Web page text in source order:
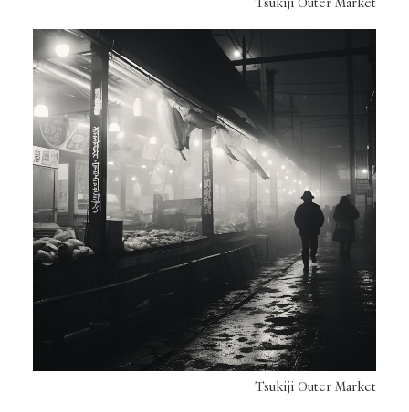
Tsukiji Outer Market
Tsukiji Outer Market